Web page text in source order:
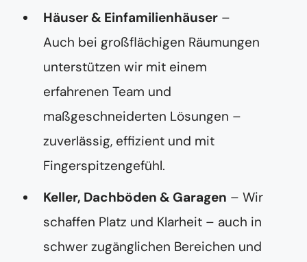
Häuser & Einfamilienhäuser –
Auch bei großflächigen Räumungen
unterstützen wir mit einem
erfahrenen Team und
maßgeschneiderten Lösungen –
zuverlässig, effizient und mit
Fingerspitzengefühl.
Keller, Dachböden & Garagen – Wir
schaffen Platz und Klarheit – auch in
schwer zugänglichen Bereichen und